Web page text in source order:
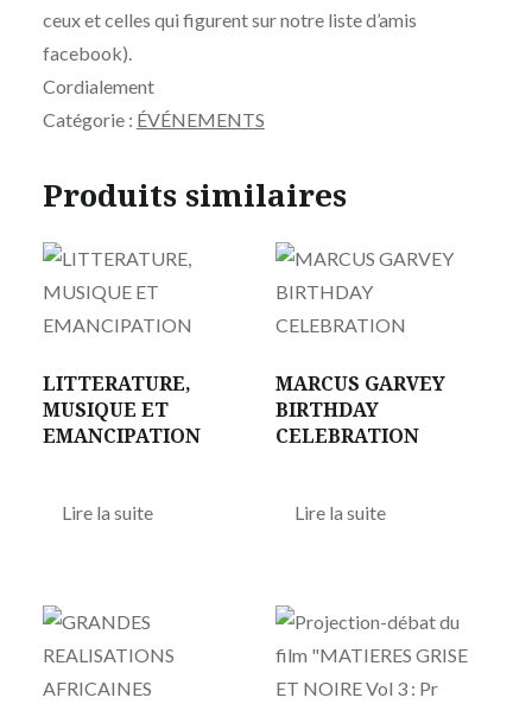
ceux et celles qui figurent sur notre liste d’amis
facebook).
Cordialement
Catégorie : ÉVÉNEMENTS
Produits similaires
LITTERATURE,
MUSIQUE ET
EMANCIPATION
Lire la suite
MARCUS GARVEY
BIRTHDAY
CELEBRATION
Lire la suite